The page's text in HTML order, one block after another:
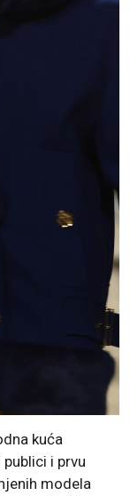
kuća
i prvu
modela